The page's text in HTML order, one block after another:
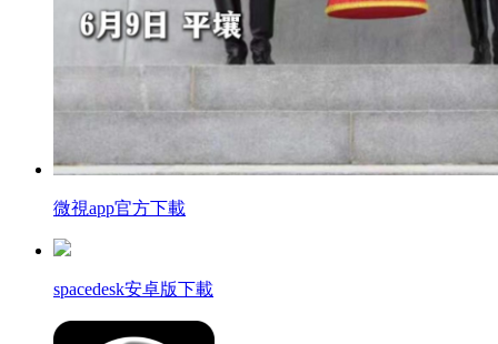
微視app官方下載
spacedesk安卓版下載